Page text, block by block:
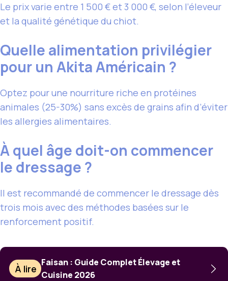
Le prix varie entre 1 500 € et 3 000 €, selon l’éleveur
et la qualité génétique du chiot.
Quelle alimentation privilégier
pour un Akita Américain ?
Optez pour une nourriture riche en protéines
animales (25-30%) sans excès de grains afin d’éviter
les allergies alimentaires.
À quel âge doit-on commencer
le dressage ?
Il est recommandé de commencer le dressage dès
trois mois avec des méthodes basées sur le
renforcement positif.
À lire
Faisan : Guide Complet Élevage et
Cuisine 2026